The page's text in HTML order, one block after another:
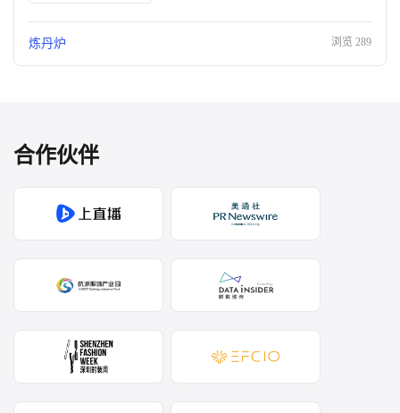
炼丹炉 浏览 289
合作伙伴